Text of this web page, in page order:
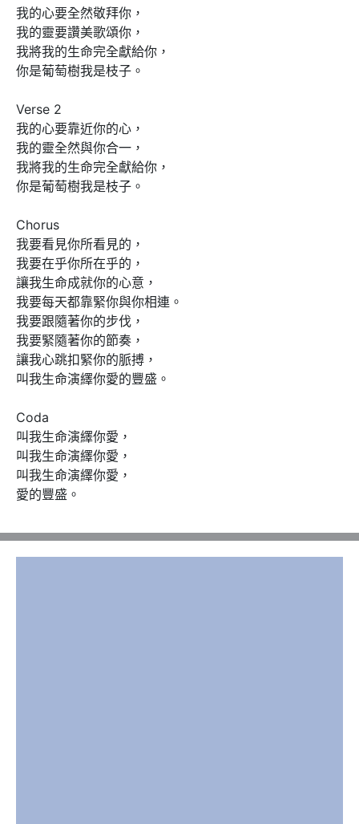
我的心要全然敬拜你，
我的靈要讚美歌頌你，
我將我的生命完全獻給你，
你是葡萄樹我是枝子。
Verse 2
我的心要靠近你的心，
我的靈全然與你合一，
我將我的生命完全獻給你，
你是葡萄樹我是枝子。
Chorus
我要看見你所看見的，
我要在乎你所在乎的，
讓我生命成就你的心意，
我要每天都靠緊你與你相連。
我要跟隨著你的步伐，
我要緊隨著你的節奏，
讓我心跳扣緊你的脈搏，
叫我生命演繹你愛的豐盛。
Coda
叫我生命演繹你愛，
叫我生命演繹你愛，
叫我生命演繹你愛，
愛的豐盛。